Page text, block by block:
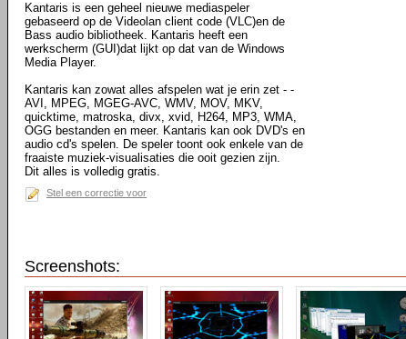
Kantaris is een geheel nieuwe mediaspeler
gebaseerd op de Videolan client code (VLC)en de
Bass audio bibliotheek. Kantaris heeft een
werkscherm (GUI)dat lijkt op dat van de Windows
Media Player.
Kantaris kan zowat alles afspelen wat je erin zet - -
AVI, MPEG, MGEG-AVC, WMV, MOV, MKV,
quicktime, matroska, divx, xvid, H264, MP3, WMA,
OGG bestanden en meer. Kantaris kan ook DVD's en
audio cd's spelen. De speler toont ook enkele van de
fraaiste muziek-visualisaties die ooit gezien zijn.
Dit alles is volledig gratis.
Stel een correctie voor
Screenshots: